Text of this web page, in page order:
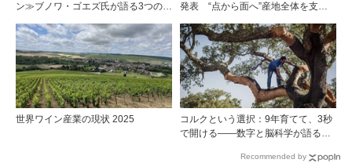
ン≫ブノワ・ゴエズ氏が語る3つのキ
発表 “点から面へ”産地全体を支え
世界ワイン産業の現状 2025
コルクという選択：9年育てて、3秒
で開ける——数字と脳科学が語る栓
Recommended by